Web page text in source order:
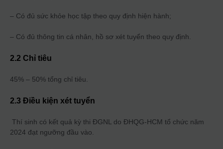
– Có đủ sức khỏe học tập theo quy định hiện hành;
– Có đủ thông tin cá nhân, hồ sơ xét tuyển theo quy định.
2.2 Chỉ tiêu
45% – 50% tổng chỉ tiêu.
2.3 Điều kiện xét tuyển
Thí sinh có kết quả kỳ thi ĐGNL do ĐHQG-HCM tổ chức năm
2024 đạt ngưỡng đầu vào.